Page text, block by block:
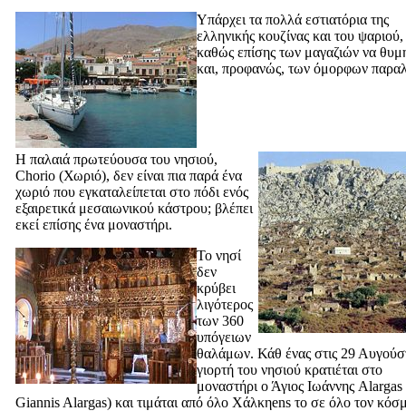
Υπάρχει τα πολλά εστιατόρια της
ελληνικής κουζίνας και του ψαριού,
καθώς επίσης των μαγαζιών να
και, προφανώς, των όμορφων
Η παλαιά πρωτεύουσα του νησιού,
Chorio (Χωριό), δεν είναι πια παρά ένα
χωριό που εγκαταλείπεται στο πόδι ενός
εξαιρετικά μεσαιωνικού κάστρου; βλέπει
εκεί επίσης ένα μοναστήρι.
Το νησί
δεν
κρύβει
λιγότερος
των 360
υπόγειων
θαλάμων. Κάθ ένας στις 29
γιορτή του νησιού κρατιέται στο
μοναστήρι ο Άγιος Ιωάννης Alargas
Giannis Alargas) και τιμάται από όλο Χάλκηens το σε όλο τον